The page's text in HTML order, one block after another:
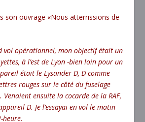
son ouvrage «Nous atterrissions de
vol opérationnel, mon objectif était un
à l’est de Lyon -bien loin pour un
était le Lysander D, D comme
rouges sur le côté du fuselage
ensuite la cocarde de la RAF,
D. Je l’essayai en vol le matin
heure.